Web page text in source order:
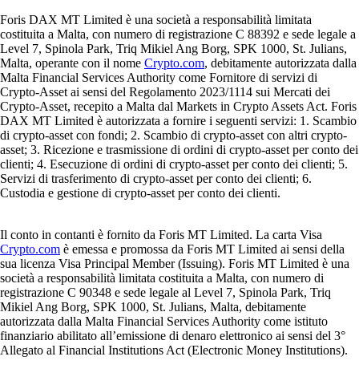
Foris DAX MT Limited è una società a responsabilità limitata
costituita a Malta, con numero di registrazione C 88392 e sede legale a
Level 7, Spinola Park, Triq Mikiel Ang Borg, SPK 1000, St. Julians,
Malta, operante con il nome Crypto.com, debitamente autorizzata dalla
Malta Financial Services Authority come Fornitore di servizi di
Crypto-Asset ai sensi del Regolamento 2023/1114 sui Mercati dei
Crypto-Asset, recepito a Malta dal Markets in Crypto Assets Act. Foris
DAX MT Limited è autorizzata a fornire i seguenti servizi: 1. Scambio
di crypto-asset con fondi; 2. Scambio di crypto-asset con altri crypto-
asset; 3. Ricezione e trasmissione di ordini di crypto-asset per conto dei
clienti; 4. Esecuzione di ordini di crypto-asset per conto dei clienti; 5.
Servizi di trasferimento di crypto-asset per conto dei clienti; 6.
Custodia e gestione di crypto-asset per conto dei clienti.
Il conto in contanti è fornito da Foris MT Limited. La carta Visa
Crypto.com è emessa e promossa da Foris MT Limited ai sensi della
sua licenza Visa Principal Member (Issuing). Foris MT Limited è una
società a responsabilità limitata costituita a Malta, con numero di
registrazione C 90348 e sede legale al Level 7, Spinola Park, Triq
Mikiel Ang Borg, SPK 1000, St. Julians, Malta, debitamente
autorizzata dalla Malta Financial Services Authority come istituto
finanziario abilitato all’emissione di denaro elettronico ai sensi del 3°
Allegato al Financial Institutions Act (Electronic Money Institutions).